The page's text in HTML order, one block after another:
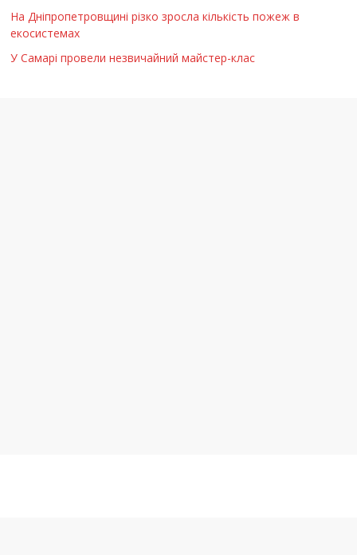
На Дніпропетровщині різко зросла кількість пожеж в
екосистемах
У Самарі провели незвичайний майстер-клас